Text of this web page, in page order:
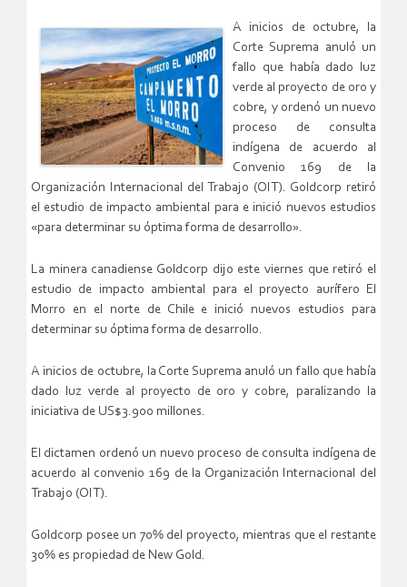
A inicios de octubre, la
Corte Suprema anuló un
fallo que había dado luz
verde al proyecto de oro y
cobre, y ordenó un nuevo
proceso de consulta
indígena de acuerdo al
Convenio 169 de la
Organización Internacional del Trabajo (OIT). Goldcorp retiró
el estudio de impacto ambiental para e inició nuevos estudios
«para determinar su óptima forma de desarrollo».
La minera canadiense Goldcorp dijo este viernes que retiró el
estudio de impacto ambiental para el proyecto aurífero El
Morro en el norte de Chile e inició nuevos estudios para
determinar su óptima forma de desarrollo.
A inicios de octubre, la Corte Suprema anuló un fallo que había
dado luz verde al proyecto de oro y cobre, paralizando la
iniciativa de US$3.900 millones.
El dictamen ordenó un nuevo proceso de consulta indígena de
acuerdo al convenio 169 de la Organización Internacional del
Trabajo (OIT).
Goldcorp posee un 70% del proyecto, mientras que el restante
30% es propiedad de New Gold.